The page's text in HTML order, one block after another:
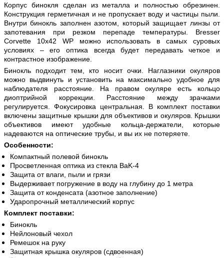
Корпус бинокля сделан из металла и полностью обрезинен.
Конструкция герметичная и не пропускает воду и частицы пыли.
Внутри бинокль заполнен азотом, который защищает линзы от
запотевания при резком перепаде температуры. Bresser
Corvette 10x42 WP можно использовать в самых суровых
условиях – его оптика всегда будет передавать четкое и
контрастное изображение.
Бинокль подходит тем, кто носит очки. Наглазники окуляров
можно выдвинуть и установить на максимально удобное для
наблюдателя расстояние. На правом окуляре есть кольцо
диоптрийной коррекции. Расстояние между зрачками
регулируется. Фокусировка центральная. В комплект поставки
включены защитные крышки для объективов и окуляров. Крышки
объективов имеют удобные кольца-держатели, которые
надеваются на оптические трубы, и вы их не потеряете.
Особенности:
Компактный полевой бинокль
Просветленная оптика из стекла BaK-4
Защита от влаги, пыли и грязи
Выдерживает погружение в воду на глубину до 1 метра
Защита от конденсата (азотное заполнение)
Ударопрочный металлический корпус
Комплект поставки:
Бинокль
Нейлоновый чехол
Ремешок на руку
Защитная крышка окуляров (сдвоенная)